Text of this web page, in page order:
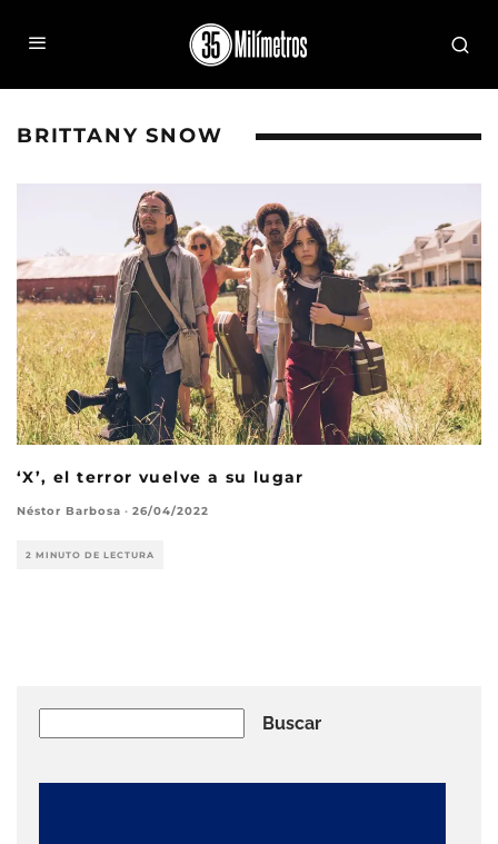
BRITTANY SNOW
‘X’, el terror vuelve a su lugar
Néstor Barbosa · 26/04/2022
2 MINUTO DE LECTURA
Buscar